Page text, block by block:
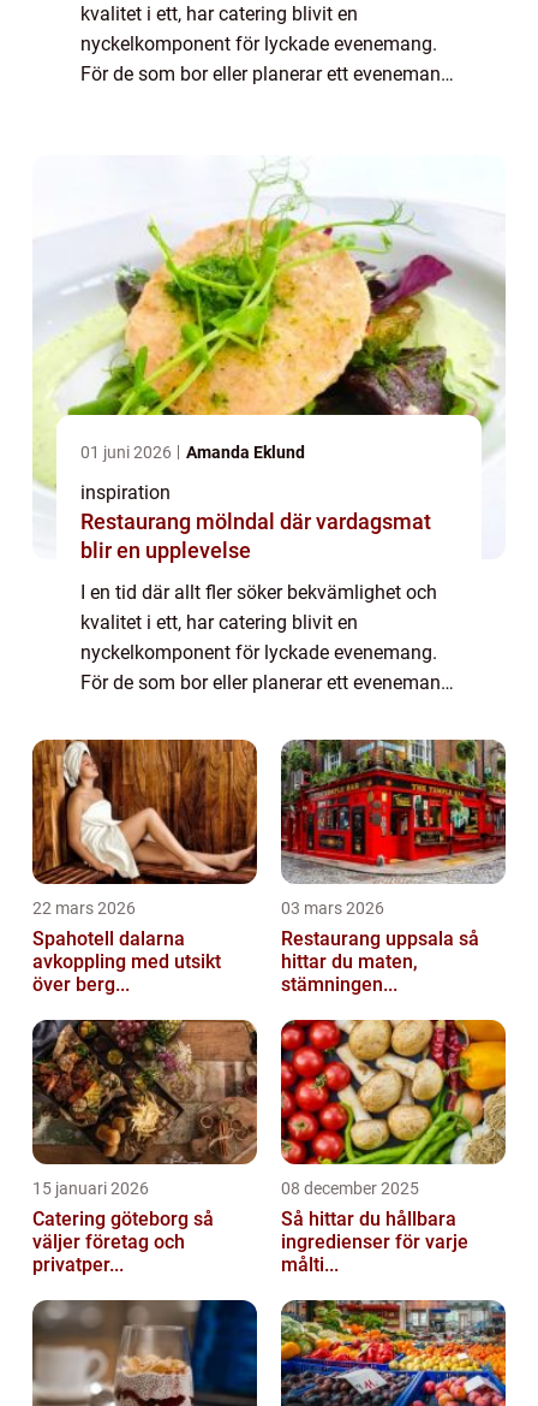
kvalitet i ett, har catering blivit en
nyckelkomponent för lyckade evenemang.
För de som bor eller planerar ett evenemang
01 juni 2026 Amanda Eklund
inspiration
Restaurang mölndal där vardagsmat
blir en upplevelse
I en tid där allt fler söker bekvämlighet och
kvalitet i ett, har catering blivit en
nyckelkomponent för lyckade evenemang.
För de som bor eller planerar ett evenemang
Oa...
22 mars 2026
Spahotell dalarna
avkoppling med utsikt
över berg...
03 mars 2026
Restaurang uppsala så
hittar du maten,
stämningen...
15 januari 2026
Catering göteborg så
väljer företag och
privatper...
08 december 2025
Så hittar du hållbara
ingredienser för varje
målti...